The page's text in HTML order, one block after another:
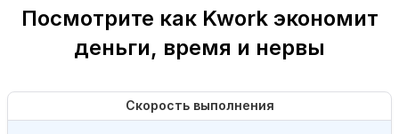
Посмотрите как Kwork экономит
деньги, время и нервы
Скорость выполнения